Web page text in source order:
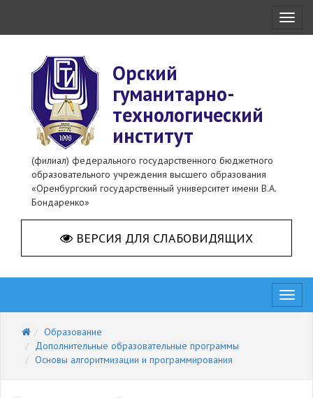
Орский
гуманитарно-
технологический
институт
(филиал) федерального государственного бюджетного
образовательного учреждения высшего образования
«Оренбургский государственный университет имени В.А.
Бондаренко»
ВЕРСИЯ ДЛЯ СЛАБОВИДЯЩИХ
Образование
Дополнительные образовательные программы
Основы алгоритмизации и программирования